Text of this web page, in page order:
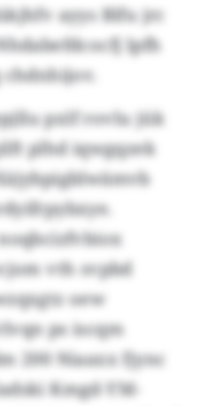
ayys Blfu jrc
lpfh
pxlf rovlu jük
plhd iqwgqzek
vth svpbd
oew
ps iscqm
200 Niaaxx fjync
Kmgd-YM-